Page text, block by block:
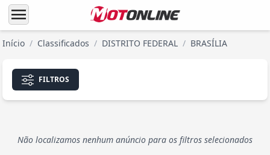
menu
Início / Classificados / DISTRITO FEDERAL / BRASÍLIA
FILTROS
Não localizamos nenhum anúncio para os filtros selecionados